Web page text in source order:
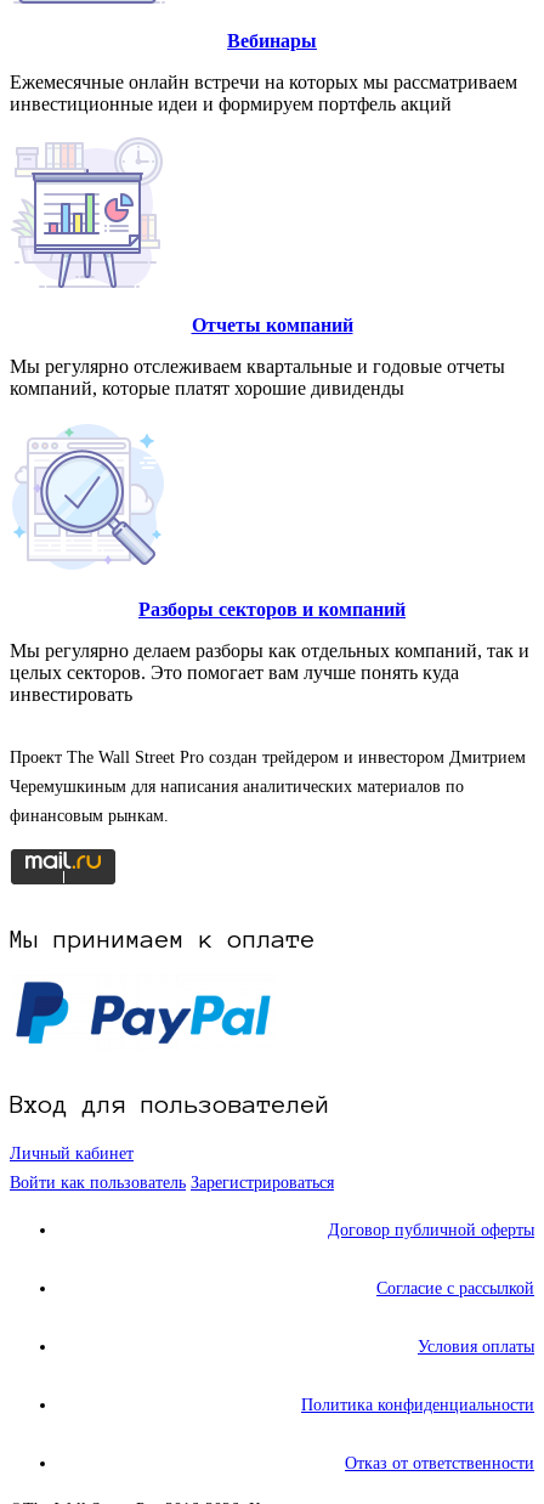
Вебинары
Ежемесячные онлайн встречи на которых мы рассматриваем
инвестиционные идеи и формируем портфель акций
Отчеты компаний
Мы регулярно отслеживаем квартальные и годовые отчеты
компаний, которые платят хорошие дивиденды
Разборы секторов и компаний
Мы регулярно делаем разборы как отдельных компаний, так и
целых секторов. Это помогает вам лучше понять куда
инвестировать
Проект The Wall Street Pro создан трейдером и инвестором Дмитрием
Черемушкиным для написания аналитических материалов по
финансовым рынкам.
Мы принимаем к оплате
Вход для пользователей
Личный кабинет
Войти как пользователь Зарегистрироваться
Договор публичной оферты
Согласие с рассылкой
Условия оплаты
Политика конфиденциальности
Отказ от ответственности